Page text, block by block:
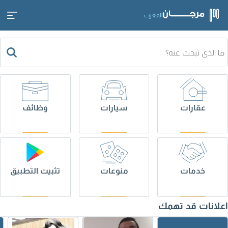
المغرب
عقارات سيارات وظائف
خدمات منوعات تثبيت التطبيق
اعلانات قد تهمك